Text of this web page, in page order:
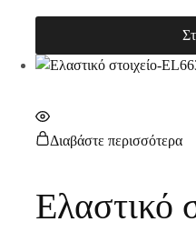
Διαβάστε περισσότερα
Ελαστικό